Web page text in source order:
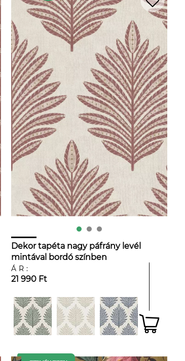
Dekor tapéta nagy páfrány levél
mintával bordó színben
ÁR:
21 990 Ft